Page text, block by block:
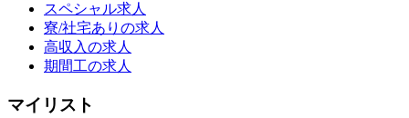
スペシャル求人
寮/社宅ありの求人
高収入の求人
期間工の求人
マイリスト